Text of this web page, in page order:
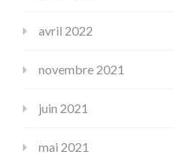
avril 2022
novembre 2021
juin 2021
mai 2021